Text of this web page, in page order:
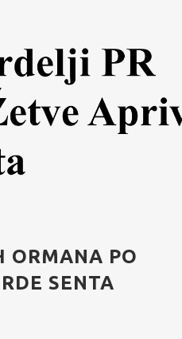
ORMANA PO
SENTA